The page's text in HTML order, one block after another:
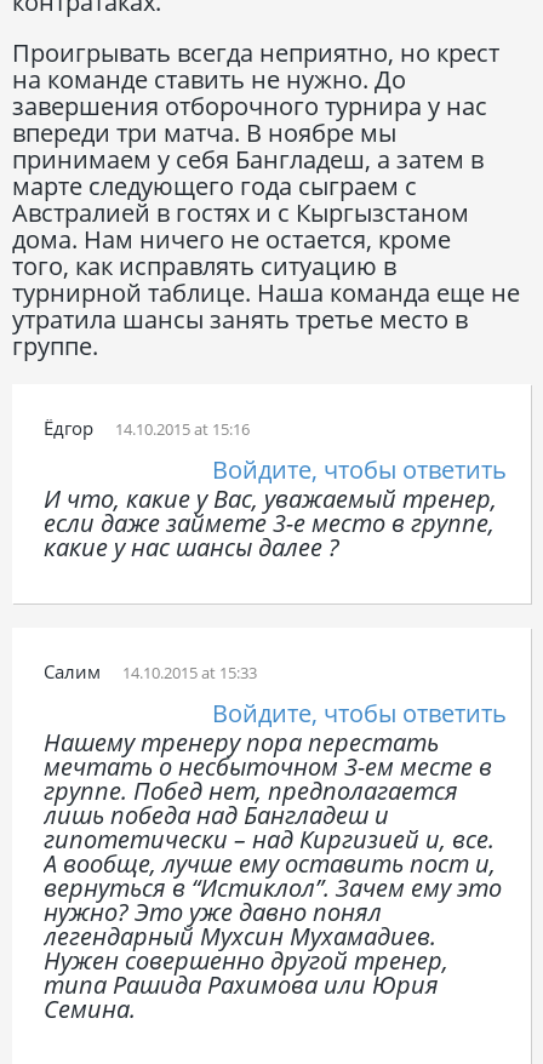
Проигрывать всегда неприятно, но крест
на команде ставить не нужно. До
завершения отборочного турнира у нас
впереди три матча. В ноябре мы
принимаем у себя Бангладеш, а затем в
марте следующего года сыграем с
Австралией в гостях и с Кыргызстаном
дома. Нам ничего не остается, кроме
того, как исправлять ситуацию в
турнирной таблице. Наша команда еще не
утратила шансы занять третье место в
группе.
Ёдгор 14.10.2015 at 15:16
Войдите, чтобы ответить
И что, какие у Вас, уважаемый тренер,
если даже займете 3-е место в группе,
какие у нас шансы далее ?
Салим 14.10.2015 at 15:33
Войдите, чтобы ответить
Нашему тренеру пора перестать
мечтать о несбыточном 3-ем месте в
группе. Побед нет, предполагается
лишь победа над Бангладеш и
гипотетически – над Киргизией и, все.
А вообще, лучше ему оставить пост и,
вернуться в “Истиклол”. Зачем ему это
нужно? Это уже давно понял
легендарный Мухсин Мухамадиев.
Нужен совершенно другой тренер,
типа Рашида Рахимова или Юрия
Семина.